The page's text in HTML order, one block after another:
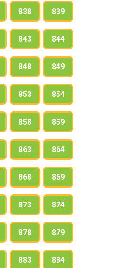
838 839
843 844
848 849
853 854
858 859
863 864
868 869
873 874
878 879
883 884